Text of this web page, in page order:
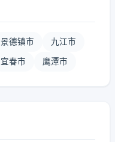
景德镇市 九江市
宜春市 鹰潭市